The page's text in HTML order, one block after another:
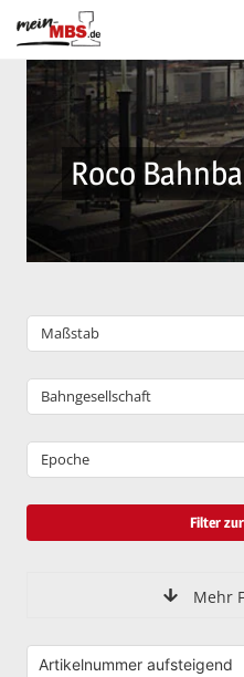
Roco
Maßstab
Bahngesellschaft
Epoche
Filter
Mehr